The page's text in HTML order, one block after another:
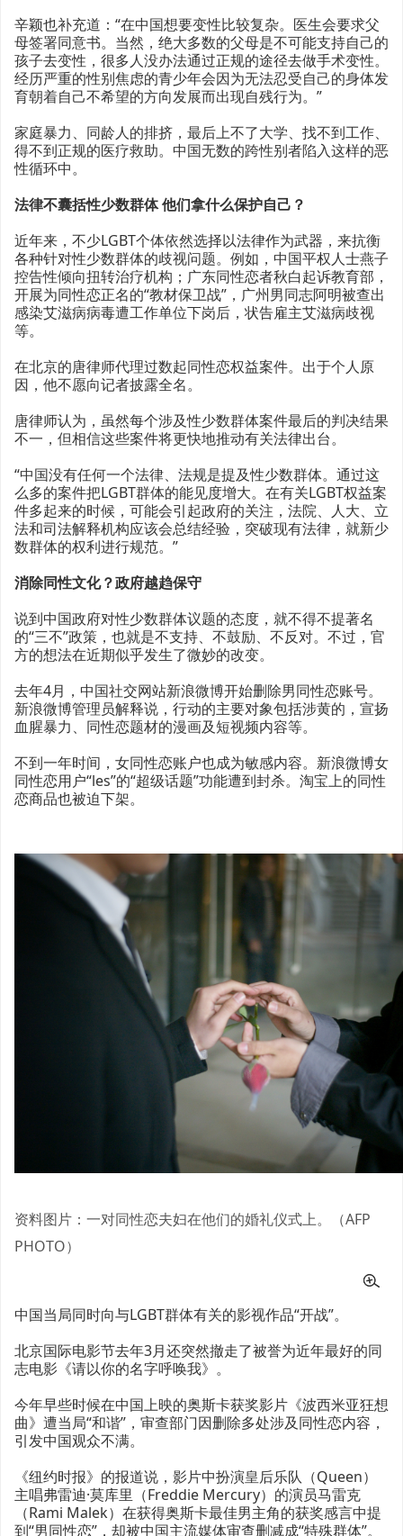
辛颖也补充道：“在中国想要变性比较复杂。医生会要求父
母签署同意书。当然，绝大多数的父母是不可能支持自己的
孩子去变性，很多人没办法通过正规的途径去做手术变性。
经历严重的性别焦虑的青少年会因为无法忍受自己的身体发
育朝着自己不希望的方向发展而出现自残行为。”
家庭暴力、同龄人的排挤，最后上不了大学、找不到工作、
得不到正规的医疗救助。中国无数的跨性别者陷入这样的恶
性循环中。
法律不囊括性少数群体 他们拿什么保护自己？
近年来，不少LGBT个体依然选择以法律作为武器，来抗衡
各种针对性少数群体的歧视问题。例如，中国平权人士燕子
控告性倾向扭转治疗机构；广东同性恋者秋白起诉教育部，
开展为同性恋正名的“教材保卫战”，广州男同志阿明被查出
感染艾滋病病毒遭工作单位下岗后，状告雇主艾滋病歧视
等。
在北京的唐律师代理过数起同性恋权益案件。出于个人原
因，他不愿向记者披露全名。
唐律师认为，虽然每个涉及性少数群体案件最后的判决结果
不一，但相信这些案件将更快地推动有关法律出台。
“中国没有任何一个法律、法规是提及性少数群体。通过这
么多的案件把LGBT群体的能见度增大。在有关LGBT权益案
件多起来的时候，可能会引起政府的关注，法院、人大、立
法和司法解释机构应该会总结经验，突破现有法律，就新少
数群体的权利进行规范。”
消除同性文化？政府越趋保守
说到中国政府对性少数群体议题的态度，就不得不提著名
的“三不”政策，也就是不支持、不鼓励、不反对。不过，官
方的想法在近期似乎发生了微妙的改变。
去年4月，中国社交网站新浪微博开始删除男同性恋账号。
新浪微博管理员解释说，行动的主要对象包括涉黄的，宣扬
血腥暴力、同性恋题材的漫画及短视频内容等。
不到一年时间，女同性恋账户也成为敏感内容。新浪微博女
同性恋用户“les”的“超级话题”功能遭到封杀。淘宝上的同性
恋商品也被迫下架。
资料图片：一对同性恋夫妇在他们的婚礼仪式上。（AFP
PHOTO）
中国当局同时向与LGBT群体有关的影视作品“开战”。
北京国际电影节去年3月还突然撤走了被誉为近年最好的同
志电影《请以你的名字呼唤我》。
今年早些时候在中国上映的奥斯卡获奖影片《波西米亚狂想
曲》遭当局“和谐”，审查部门因删除多处涉及同性恋内容，
引发中国观众不满。
《纽约时报》的报道说，影片中扮演皇后乐队（Queen）
主唱弗雷迪·莫库里（Freddie Mercury）的演员马雷克
（Rami Malek）在获得奥斯卡最佳男主角的获奖感言中提
到“男同性恋”，却被中国主流媒体审查删减成“特殊群体”。